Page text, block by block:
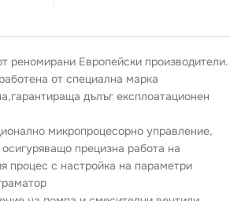
реномирани Европейски производители.
от специална марка
дълъг експлоатационен
микропроцесорно управление,
прецизна работа на
процес с настройка на параметри